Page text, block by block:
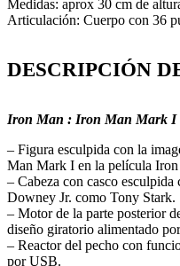
Medidas: aprox 30 cm de
Articulación: Cuerpo con 36
DESCRIPCIÓN
Iron Man : Iron Man Mark I
– Figura esculpida con la
Man Mark I en la película
– Cabeza con casco
Downey Jr. como Tony Stark.
– Motor de la parte posterior
diseño giratorio alimentado
– Reactor del pecho con
por USB.